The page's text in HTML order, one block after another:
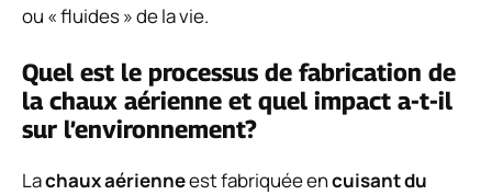
ou « fluides » de la vie.
Quel est le processus de fabrication de
la chaux aérienne et quel impact a-t-il
sur l’environnement?
Lachaux aérienneest fabriquée encuisant du